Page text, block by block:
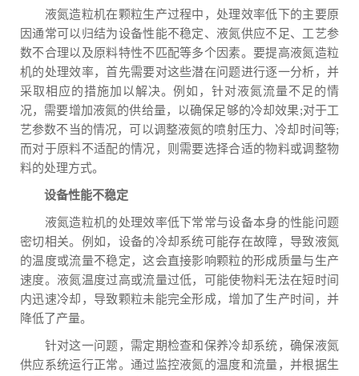
液氮造粒机在颗粒生产过程中，处理效率低下的主要原
因通常可以归结为设备性能不稳定、液氮供应不足、工艺参
数不合理以及原料特性不匹配等多个因素。要提高液氮造粒
机的处理效率，首先需要对这些潜在问题进行逐一分析，并
采取相应的措施加以解决。例如，针对液氮流量不足的情
况，需要增加液氮的供给量，以确保足够的冷却效果;对于工
艺参数不当的情况，可以调整液氮的喷射压力、冷却时间等;
而对于原料不适配的情况，则需要选择合适的物料或调整物
料的处理方式。
设备性能不稳定
液氮造粒机的处理效率低下常常与设备本身的性能问题
密切相关。例如，设备的冷却系统可能存在故障，导致液氮
的温度或流量不稳定，这会直接影响颗粒的形成质量与生产
速度。液氮温度过高或流量过低，可能使物料无法在短时间
内迅速冷却，导致颗粒未能完全形成，增加了生产时间，并
降低了产量。
针对这一问题，需定期检查和保养冷却系统，确保液氮
供应系统运行正常。通过监控液氮的温度和流量，并根据生